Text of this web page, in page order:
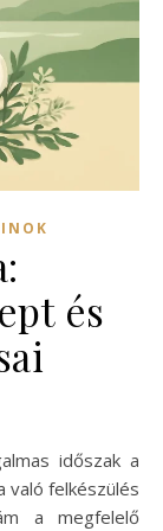
és
való felkészülés
a megfelelő